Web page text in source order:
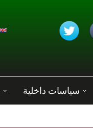
سياسات داخلية